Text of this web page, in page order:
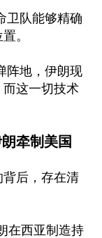
卫队能够精确
。
阵地，伊朗现
这一切技术
牵制美国
后，存在清
在西亚制造持